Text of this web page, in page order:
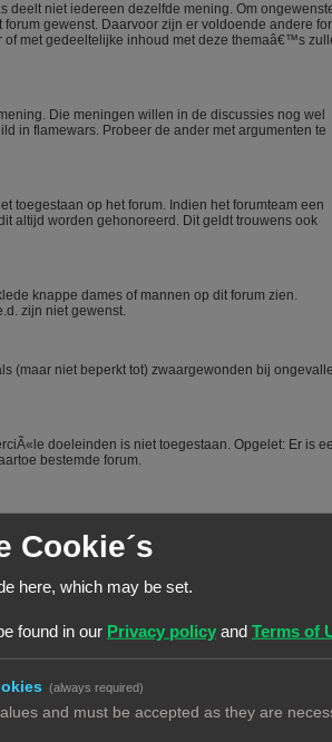
deelt niet iedereen dezelfde mening. Om
gewenst. Daarvoor zijn er voldoende andere
met gedeeltelijke inhoud met deze themaâ€™s
Die meningen willen in de discussies nog wel
in flamewars. Probeer de ander met argumenten te
toegestaan op het forum. Indien het forumteam een
altijd worden gehonoreerd. Dit geldt trouwens ook
knappe dames of mannen op dit forum zien.
zijn niet gewenst.
(maar niet beperkt tot) zwaargewonden bij
doeleinden is niet toegestaan. Opgelet: Er is
bestemde forum.
jezelf en je hobby te vertellen is dat mede-forumleden
helpen. Het voorstellen wordt dus vanuit het
leden door opmerkingen of hints aan te manen
steevast verwijderd. Bij herhaald overtreden van
Veel vragen zijn al vaker gesteld op dit
dat je zelf ook actie onderneemt en niet alleen maar
Cookie´s
here, which may be set.
found in our Privacy policy and Terms of
(always required)
and must be accepted as they are